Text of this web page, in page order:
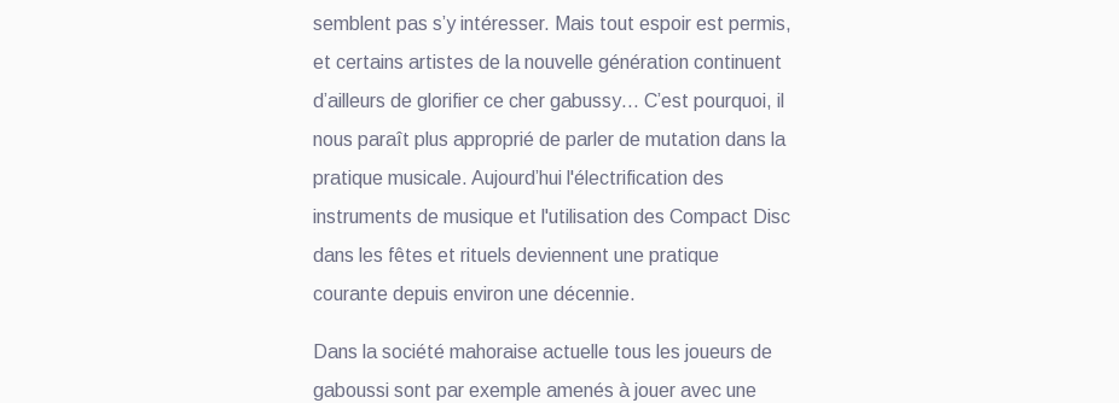
semblent pas s’y intéresser. Mais tout espoir est permis,
et certains artistes de la nouvelle génération continuent
d’ailleurs de glorifier ce cher gabussy… C’est pourquoi, il
nous paraît plus approprié de parler de mutation dans la
pratique musicale. Aujourd’hui l'électrification des
instruments de musique et l'utilisation des Compact Disc
dans les fêtes et rituels deviennent une pratique
courante depuis environ une décennie.
Dans la société mahoraise actuelle tous les joueurs de
gaboussi sont par exemple amenés à jouer avec une